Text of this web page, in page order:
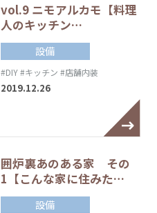
vol.9 ニモアルカモ【料理
人のキッチン…
設備
#DIY#キッチン #店舗内装
2019.12.26
囲炉裏あのある家 その
1【こんな家に住みた…
設備